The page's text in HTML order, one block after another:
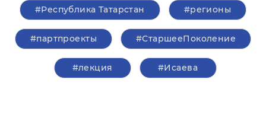
#Республика Татарстан #регионы
#партпроекты #СтаршееПоколение
#лекция #Исаева